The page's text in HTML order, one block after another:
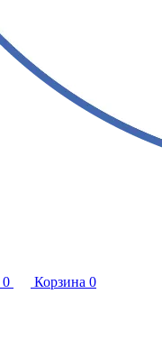
0 Корзина 0